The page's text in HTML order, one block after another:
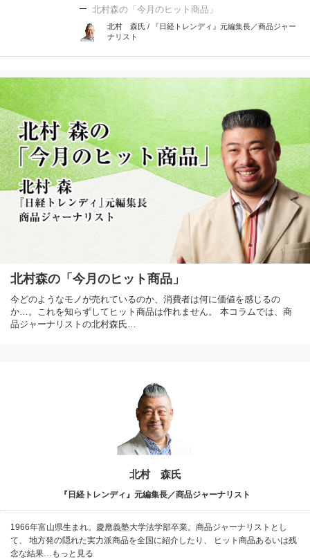
北村森の「今月のヒット商品」
北村 森氏 / 『日経トレンディ』元編集長／商品ジャー
ナリスト
北村森の「今月のヒット商品」
今どのようなモノが売れているのか、消費者は何に価値を感じるの
か…。これを知らずしてヒット商品は作れません。 本コラムでは、商
品ジャーナリストの北村森氏…
北村 森氏
『日経トレンディ』元編集長／商品ジャーナリスト
1966年富山県生まれ。慶應義塾大学法学部卒業。商品ジャーナリストとし
て、 地方発の隠れた実力派商品を全国に紹介したり、 ヒット商品あるいは残
念な結果…もっと見る